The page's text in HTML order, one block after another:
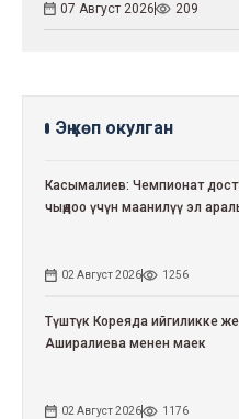
07 Август 2026 209
Эң көп окулган
Касымалиев: Чемпионат
чыңдоо үчүн маанилүү эл
02 Август 2026 1256
Түштүк Кореяда ийгиликке
Аширалиева менен маек
02 Август 2026 1176